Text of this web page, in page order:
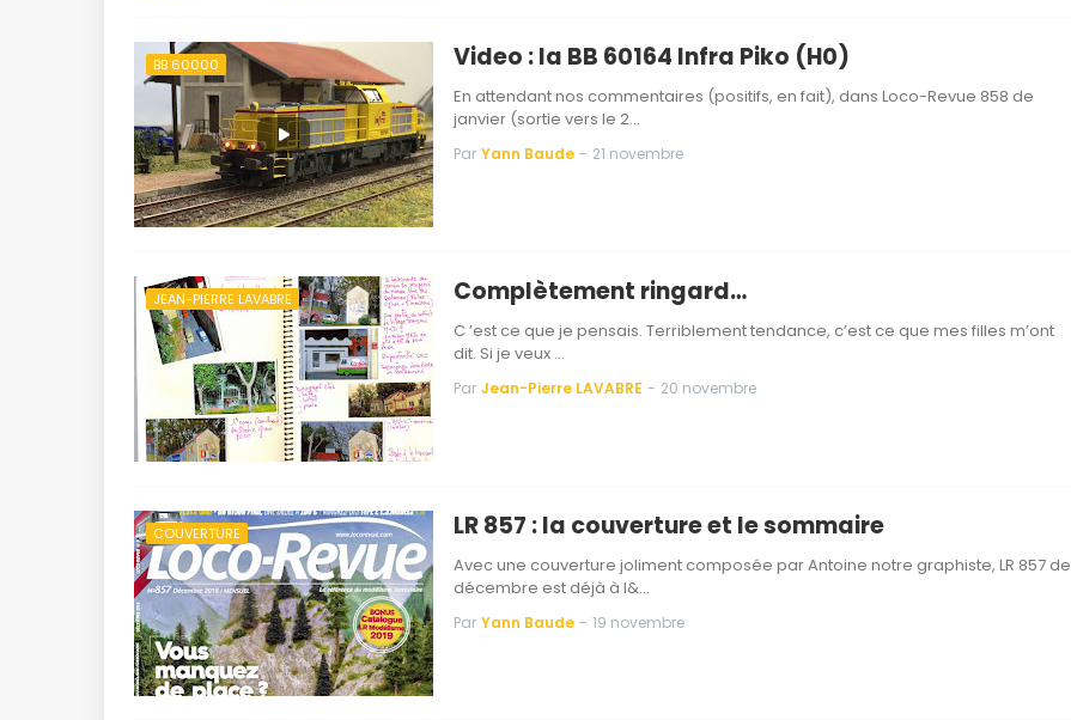
BB 60000 Video : la BB 60164 Infra Piko (H0)
En attendant nos commentaires (positifs, en fait), dans Loco-Revue 858 de
janvier (sortie vers le 2…
Par Yann Baude - 21 novembre
JEAN-PIERRE LAVABRE Complètement ringard…
C ’est ce que je pensais. Terriblement tendance, c’est ce que mes filles m’ont
dit. Si je veux …
Par Jean-Pierre LAVABRE - 20 novembre
COUVERTURE LR 857 : la couverture et le sommaire
Avec une couverture joliment composée par Antoine notre graphiste, LR 857 de
décembre est déjà à l&…
Par Yann Baude - 19 novembre